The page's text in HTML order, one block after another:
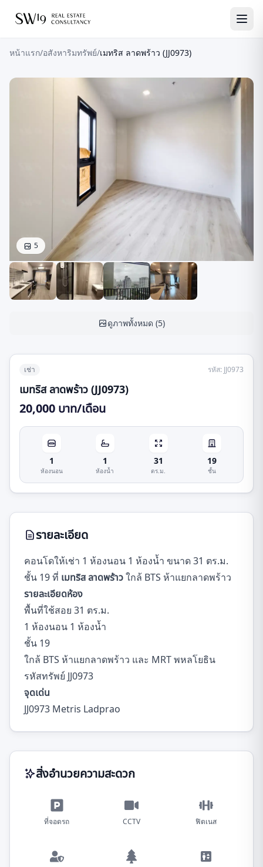
หน้าแรก/อสังหาริมทรัพย์/เมทริส ลาดพร้าว (JJ0973)
5
ดูภาพทั้งหมด (5)
เช่า รหัส: JJ0973
เมทริส ลาดพร้าว (JJ0973)
20,000 บาท/เดือน
1
ห้องนอน
1
ห้องน้ำ
31
ตร.ม.
19
ชั้น
รายละเอียด
คอนโดให้เช่า 1 ห้องนอน 1 ห้องน้ำ ขนาด 31 ตร.ม.
ชั้น 19 ที่ เมทริส ลาดพร้าวใกล้ BTS ห้าแยกลาดพร้าว
รายละเอียดห้อง
พื้นที่ใช้สอย 31 ตร.ม.
1 ห้องนอน 1 ห้องน้ำ
ชั้น 19
ใกล้ BTS ห้าแยกลาดพร้าว และ MRT พหลโยธิน
รหัสทรัพย์ JJ0973
จุดเด่น
JJ0973 Metris Ladprao
สิ่งอำนวยความสะดวก
ที่จอดรถ CCTV ฟิตเนส